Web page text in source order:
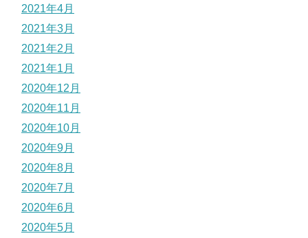
2021年4月
2021年3月
2021年2月
2021年1月
2020年12月
2020年11月
2020年10月
2020年9月
2020年8月
2020年7月
2020年6月
2020年5月